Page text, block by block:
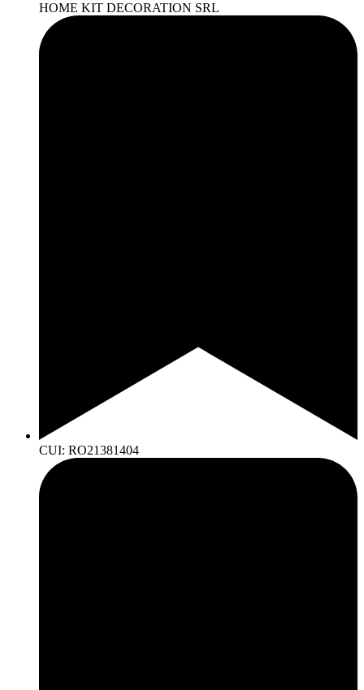
HOME KIT DECORATION SRL
CUI: RO21381404